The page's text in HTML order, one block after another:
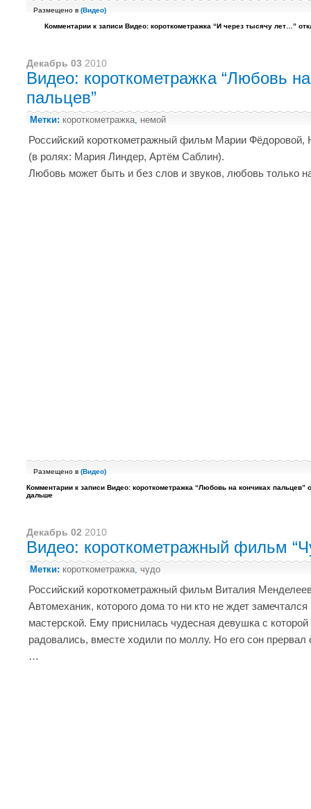
Размещено в (Видео)
Комментарии к записи Видео: короткометражка “И через тысячу лет…”
Декабрь 03 2010
Видео: короткометражка “Любовь
пальцев”
Метки: короткометражка, немой
Российский короткометражный фильм Марии Фёдоровой,
(в ролях: Мария Линдер, Артём Саблин).
Любовь может быть и без слов и звуков, любовь только
Размещено в (Видео)
Комментарии к записи Видео: короткометражка “Любовь на кончиках пальцев”
дальше
Декабрь 02 2010
Видео: короткометражный фильм
Метки: короткометражка, чудо
Российский короткометражный фильм Виталия
Автомеханик, которого дома то ни кто не ждет
мастерской. Ему приснилась чудесная девушка с
радовались, вместе ходили по моллу. Но его сон прервал
…